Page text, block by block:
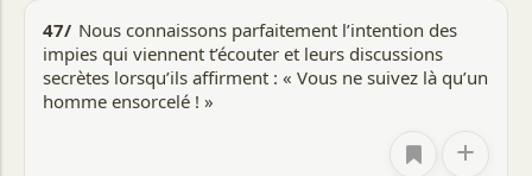
47/ Nous connaissons parfaitement l’intention des
impies qui viennent t’écouter et leurs discussions
secrètes lorsqu’ils affirment : « Vous ne suivez là qu’un
homme ensorcelé ! »
+